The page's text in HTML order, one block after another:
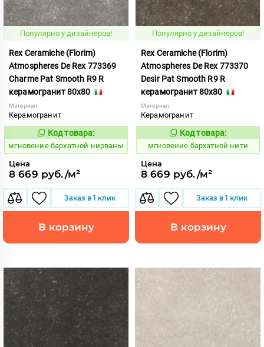
Популярно у дизайнеров!
Rex Ceramiche (Florim)
Atmospheres De Rex 773369
Charme Pat Smooth R9 R
керамогранит 80x80
Материал:
Керамогранит
937934
Код товара:
мгновение бархатной нирваны
Цена
8 669 руб./м²
Заказ в 1 клик
В корзину
Популярно у дизайнеров!
Rex Ceramiche (Florim)
Atmospheres De Rex 773370
Desir Pat Smooth R9 R
керамогранит 80x80
Материал:
Керамогранит
937935
Код товара:
мгновение бархатной нити
Цена
8 669 руб./м²
Заказ в 1 клик
В корзину